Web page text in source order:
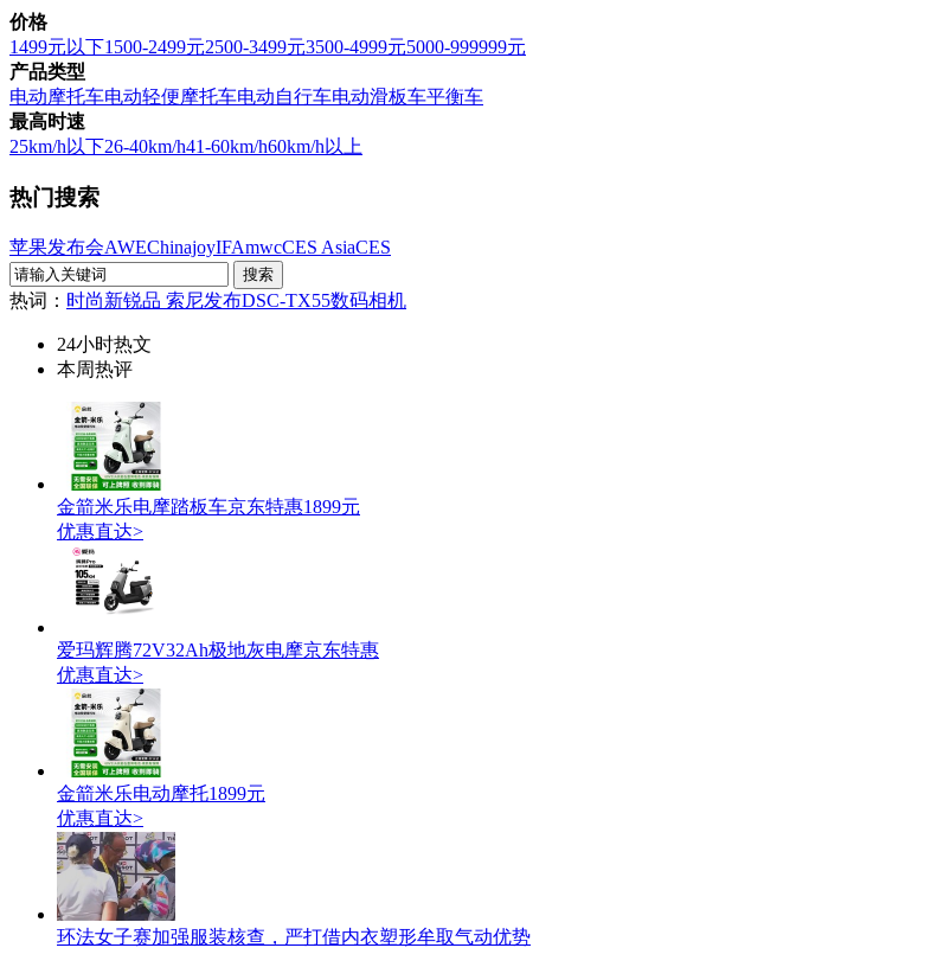
价格
1499元以下1500-2499元2500-3499元3500-4999元5000-999999元
产品类型
电动摩托车电动轻便摩托车电动自行车电动滑板车平衡车
最高时速
25km/h以下26-40km/h41-60km/h60km/h以上
热门搜索
苹果发布会AWEChinajoyIFAmwcCES AsiaCES
热词： 时尚新锐品 索尼发布DSC-TX55数码相机
24小时热文
本周热评
金箭米乐电摩踏板车京东特惠1899元
优惠直达>
爱玛辉腾72V32Ah极地灰电摩京东特惠
优惠直达>
金箭米乐电动摩托1899元
优惠直达>
环法女子赛加强服装核查，严打借内衣塑形牟取气动优势